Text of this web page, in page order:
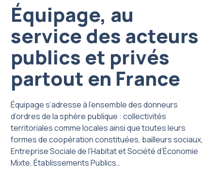
Équipage, au
service des acteurs
publics et privés
partout en France
Équipage s’adresse à l’ensemble des donneurs
d’ordres de la sphère publique : collectivités
territoriales comme locales ainsi que toutes leurs
formes de coopération constituées, bailleurs sociaux,
Entreprise Sociale de l’Habitat et Société d’Économie
Mixte, Établissements Publics…